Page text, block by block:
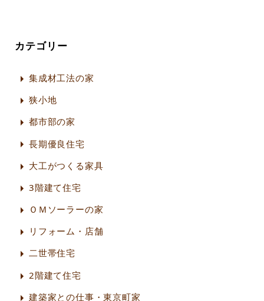
カテゴリー
集成材工法の家
狭小地
都市部の家
長期優良住宅
大工がつくる家具
3階建て住宅
ＯＭソーラーの家
リフォーム・店舗
二世帯住宅
2階建て住宅
建築家との仕事・東京町家